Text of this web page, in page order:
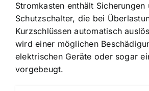
Stromkasten enthält Sicherungen
Schutzschalter, die bei
Kurzschlüssen automatisch
wird einer möglichen
elektrischen Geräte oder sogar
vorgebeugt.